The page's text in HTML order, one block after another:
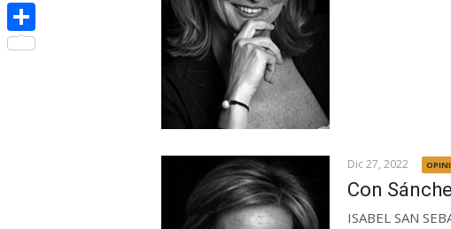
Dic 27, 2022
Con
ISABEL SAN
Email
Compartir